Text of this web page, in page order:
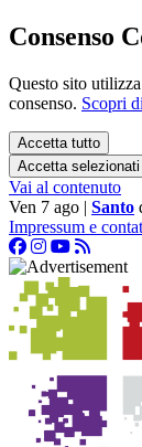
Consenso
Questo sito
consenso. Scopri
Accetta tutto
Accetta selezionati
Vai al contenuto
Ven 7 ago | Santo
Impressum e